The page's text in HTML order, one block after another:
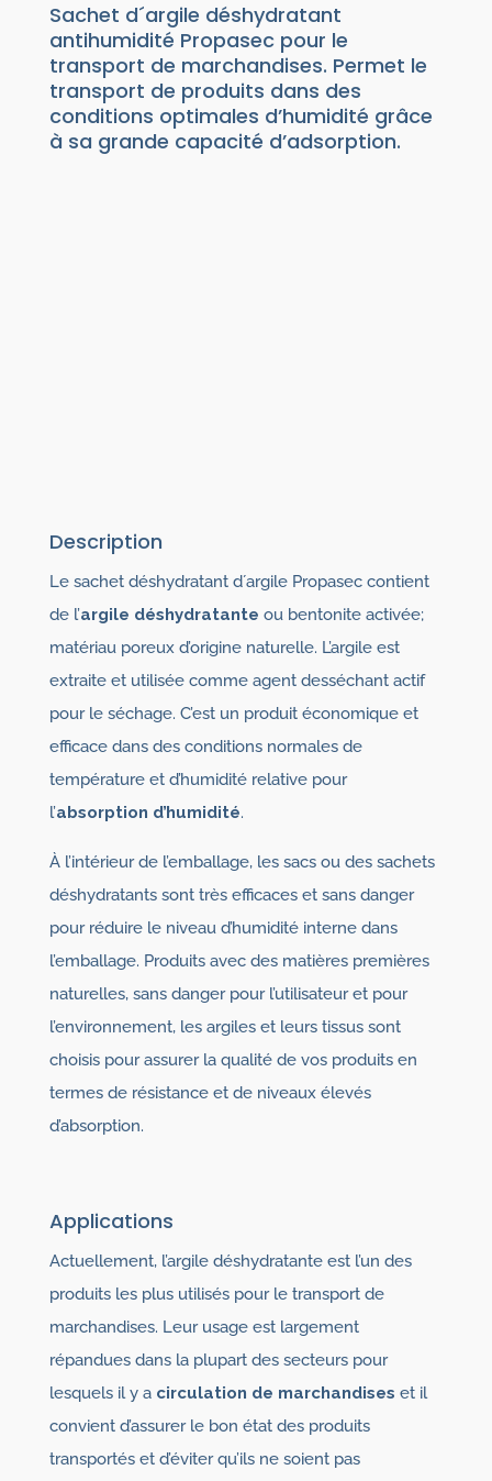
Sachet d´argile déshydratant
antihumidité Propasec pour le
transport de marchandises. Permet le
transport de produits dans des
conditions optimales d’humidité grâce
à sa grande capacité d’adsorption.
Description
Le sachet déshydratant d´argile Propasec contient
de l’argile déshydratante ou bentonite activée;
matériau poreux d’origine naturelle. L’argile est
extraite et utilisée comme agent desséchant actif
pour le séchage. C’est un produit économique et
efficace dans des conditions normales de
température et d’humidité relative pour
l’absorption d’humidité.
À l’intérieur de l’emballage, les sacs ou des sachets
déshydratants sont très efficaces et sans danger
pour réduire le niveau d’humidité interne dans
l’emballage. Produits avec des matières premières
naturelles, sans danger pour l’utilisateur et pour
l’environnement, les argiles et leurs tissus sont
choisis pour assurer la qualité de vos produits en
termes de résistance et de niveaux élevés
d’absorption.
Applications
Actuellement, l’argile déshydratante est l’un des
produits les plus utilisés pour le transport de
marchandises. Leur usage est largement
répandues dans la plupart des secteurs pour
lesquels il y a circulation de marchandises et il
convient d’assurer le bon état des produits
transportés et d’éviter qu’ils ne soient pas